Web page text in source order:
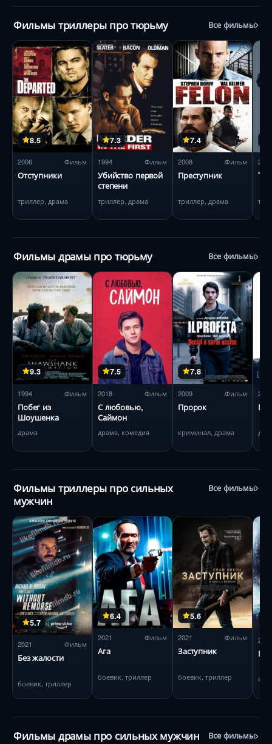
Фильмы триллеры про тюрьму Все фильмы
8.5
2006 Фильм
Отступники
триллер, драма
7.3
1994 Фильм
Убийство первой
степени
триллер, драма
7.4
2008 Фильм
Преступник
триллер, драма
2010
Фильмы драмы про тюрьму Все фильмы
9.3
1994 Фильм
Побег из
Шоушенка
драма
7.5
2018 Фильм
С любовью,
Саймон
драма, комедия
7.8
2009 Фильм
Пророк
криминал, драма
2016
Фильмы триллеры про сильных
мужчин
Все фильмы
5.7
2021 Фильм
Без жалости
боевик, триллер
6.4
2021 Фильм
Ага
боевик, триллер
5.6
2021 Фильм
Заступник
боевик, триллер
2018
Фильмы драмы про сильных мужчин Все фильмы